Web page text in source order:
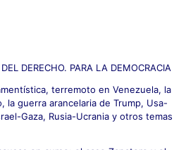
DERECHO. PARA LA DEMOCRACIA
terremoto en Venezuela, la
la guerra arancelaria de Trump, Usa-
Gaza, Rusia-Ucrania y otros temas